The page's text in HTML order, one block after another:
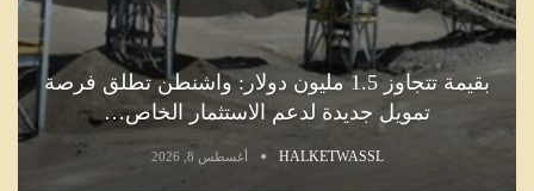
بقيمة تتجاوز 1.5 مليون دولار: واشنطن تطلق فرصة
تمويل جديدة لدعم الاستثمار الخاص…
HALKETWASSL أغسطس 8, 2026